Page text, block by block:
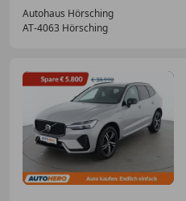
Autohaus Hörsching
AT-4063 Hörsching